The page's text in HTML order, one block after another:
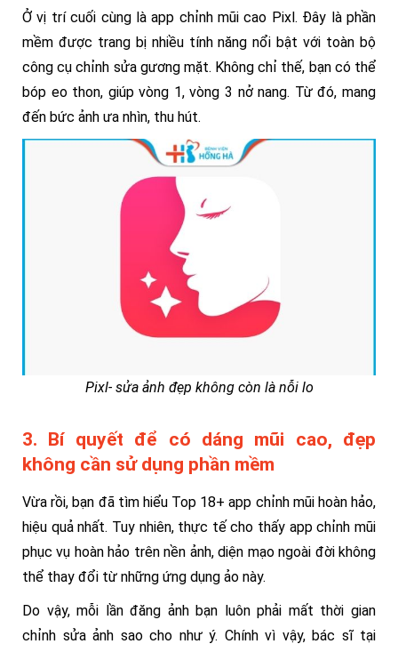
Ở vị trí cuối cùng là app chỉnh mũi cao Pixl. Đây là phần
mềm được trang bị nhiều tính năng nổi bật với toàn bộ
công cụ chỉnh sửa gương mặt. Không chỉ thế, bạn có thể
bóp eo thon, giúp vòng 1, vòng 3 nở nang. Từ đó, mang
đến bức ảnh ưa nhìn, thu hút.
Pixl- sửa ảnh đẹp không còn là nỗi lo
3. Bí quyết để có dáng mũi cao, đẹp
không cần sử dụng phần mềm
Vừa rồi, bạn đã tìm hiểu Top 18+ app chỉnh mũi hoàn hảo,
hiệu quả nhất. Tuy nhiên, thực tế cho thấy app chỉnh mũi
phục vụ hoàn hảo trên nền ảnh, diện mạo ngoài đời không
thể thay đổi từ những ứng dụng ảo này.
Do vậy, mỗi lần đăng ảnh bạn luôn phải mất thời gian
chỉnh sửa ảnh sao cho như ý. Chính vì vậy, bác sĩ tại